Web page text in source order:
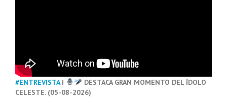
#ENTREVISTA|
DESTACA GRAN MOMENTO DEL ÍDOLO
CELESTE. (05-08-2026)